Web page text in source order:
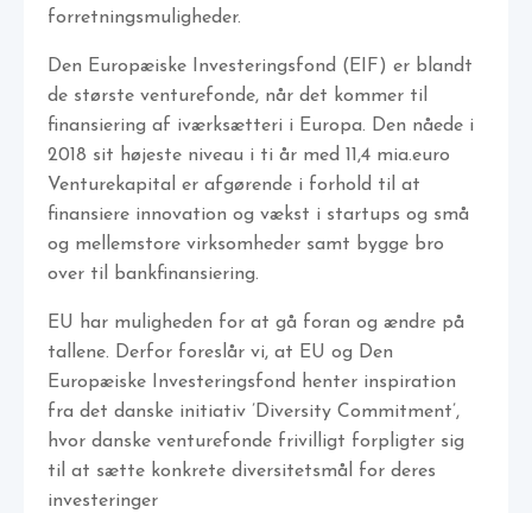
forretningsmuligheder.
Den Europæiske Investeringsfond (EIF) er blandt
de største venturefonde, når det kommer til
finansiering af iværksætteri i Europa. Den nåede i
2018 sit højeste niveau i ti år med 11,4 mia.euro
Venturekapital er afgørende i forhold til at
finansiere innovation og vækst i startups og små
og mellemstore virksomheder samt bygge bro
over til bankfinansiering.
EU har muligheden for at gå foran og ændre på
tallene. Derfor foreslår vi, at EU og Den
Europæiske Investeringsfond henter inspiration
fra det danske initiativ ’Diversity Commitment’,
hvor danske venturefonde frivilligt forpligter sig
til at sætte konkrete diversitetsmål for deres
investeringer